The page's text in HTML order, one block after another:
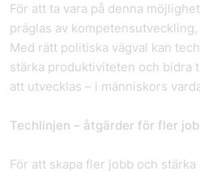
För att ta vara på denna
präglas av
Med rätt politiska vägval kan
stärka produktiviteten och bidra
att utvecklas – i människors
Techlinjen – åtgärder för fler
För att skapa fler jobb och